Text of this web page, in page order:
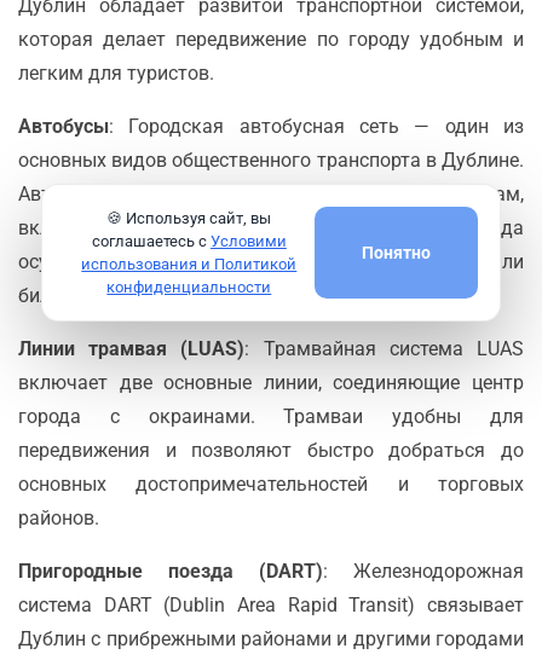
Дублин обладает развитой транспортной системой,
которая делает передвижение по городу удобным и
легким для туристов.
Автобусы: Городская автобусная сеть — один из
основных видов общественного транспорта в Дублине.
Автобусы курсируют по всему городу и пригородам,
включая маршруты до аэропорта. Оплата проезда
осуществляется с помощью бесконтактных карт или
билетов, которые можно приобрести заранее.
Линии трамвая (LUAS): Трамвайная система LUAS
включает две основные линии, соединяющие центр
города с окраинами. Трамваи удобны для
передвижения и позволяют быстро добраться до
основных достопримечательностей и торговых
районов.
Пригородные поезда (DART): Железнодорожная
система DART (Dublin Area Rapid Transit) связывает
Дублин с прибрежными районами и другими городами
🍪 Используя сайт, вы
соглашаетесь с Условими
использования и Политикой
конфиденциальности
Понятно